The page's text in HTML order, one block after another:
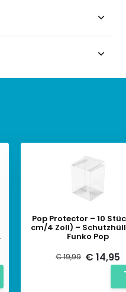
Pop Protector – 10
cm/4 Zoll) –
Funko Pop
€ 19,99 € 14,95